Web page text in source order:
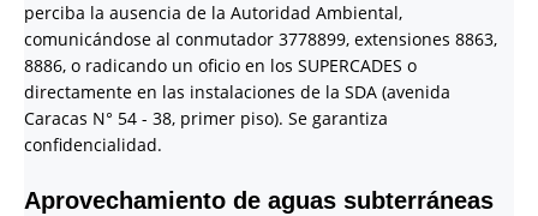
perciba la ausencia de la Autoridad Ambiental,
comunicándose al conmutador 3778899, extensiones 8863,
8886, o radicando un oficio en los SUPERCADES o
directamente en las instalaciones de la SDA (avenida
Caracas N° 54 - 38, primer piso). Se garantiza
confidencialidad.
Aprovechamiento de aguas subterráneas